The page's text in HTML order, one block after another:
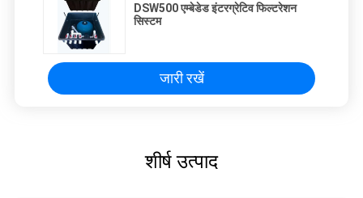
DSW500 एम्बेडेड इंटरग्रेटिव फिल्टरेशन
सिस्टम
जारी रखें
शीर्ष उत्पाद